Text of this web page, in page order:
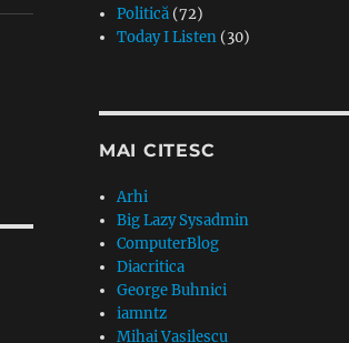
Politică (72)
Today I Listen (30)
MAI CITESC
Arhi
Big Lazy Sysadmin
ComputerBlog
Diacritica
George Buhnici
iamntz
Mihai Vasilescu